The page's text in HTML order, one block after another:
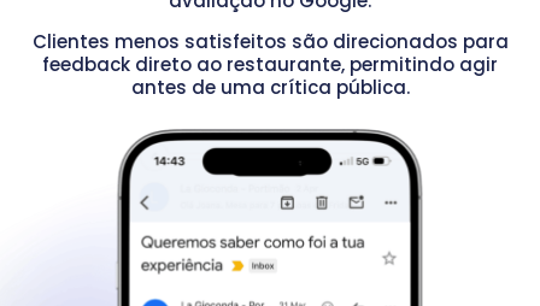
Clientes menos satisfeitos são direcionados para
feedback direto ao restaurante, permitindo agir
antes de uma crítica pública.